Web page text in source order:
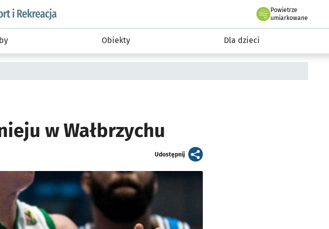
podserwis: Sport i rekreacja
Powietrze
we Wrocławiu
umiarkowane
Obiekty Dla dzieci
w Wałbrzychu
Udostępnijartykuł